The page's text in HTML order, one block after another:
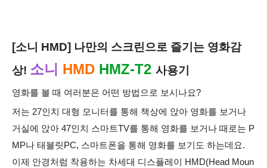
[소니 HMD] 나만의 스크린으로 즐기는 영화감
상! 소니 HMD HMZ-T2 사용기
영화를 볼 때 여러분은 어떤 방법으로 보시나요?
저는 27인치 대형 모니터를 통해 책상에 앉아 영화를 보거나
거실에 앉아 47인치 스마트TV를 통해 영화를 보거나 때로는 P
MP나 태블릿PC, 스마트폰을 통해 영화를 보기도 하는데요.
이제 안경처럼 착용하는 차세대 디스플레이 HMD(Head Moun